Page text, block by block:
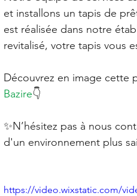
et installons un tapis de
est réalisée dans notre
revitalisé, votre tapis vous
Découvrez en image cette
Bazire👇
✨N’hésitez pas à nous
d'un environnement plus
https://video.wixstatic.com/